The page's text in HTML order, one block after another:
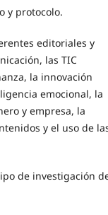
y protocolo.
editoriales y
las TIC
la innovación
emocional, la
y empresa, la
y el uso de
de investigación